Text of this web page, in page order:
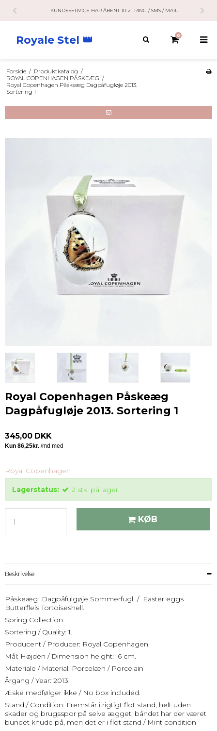
KUNDESERVICE HAR ÅBENT 10-21 RING / SMS / MAIL.
Royale Stel 👑 0
Forside / Produktkatalog /
ROYAL COPENHAGEN PÅSKEÆG /
Royal Copenhagen Påskeæg Dagpåfugløje 2013.
Sortering 1
Royal Copenhagen Påskeæg
Dagpåfugløje 2013. Sortering 1
345,00 DKK
Royal Copenhagen
Lagerstatus: 2 stk. på lager
KØB
Beskrivelse
Påskeæg Dagpåfulgøje Sommerfugl / Easter eggs
Butterfleis Tortoiseshell.
Spring Collection
Sortering / Quality: 1.
Producent / Producer: Royal Copenhagen
Mål: Højden / Dimension height: 6 cm.
Materiale / Material: Porcelæn / Porcelain
Årgang / Year: 2013.
Æske medfølger ikke / No box included.
Stand / Condition: Fremstår i rigtigt flot stand, helt uden
skader og brugsspor på selve ægget, båndet har der været
bundet knude på, men det er i flot stand / Mint condition